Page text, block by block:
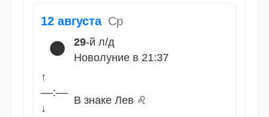
12 августа Ср
🌑 29-й л/д
Новолуние в 21:37
↑
––:––
↓
В знаке Лев ♌